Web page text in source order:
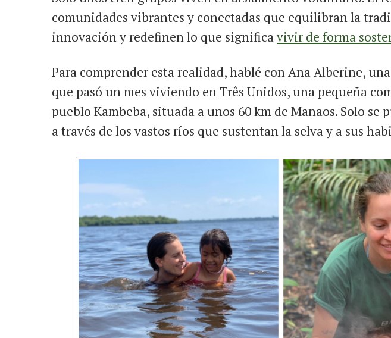
comunidades vibrantes y conectadas que equilibran la
innovación y redefinen lo que significavivir de forma
Para comprender esta realidad, hablé con Ana Alberine,
que pasó un mes viviendo en Três Unidos, una pequeña
pueblo Kambeba, situada a unos 60 km de Manaos. Solo se
a través de los vastos ríos que sustentan la selva y a sus